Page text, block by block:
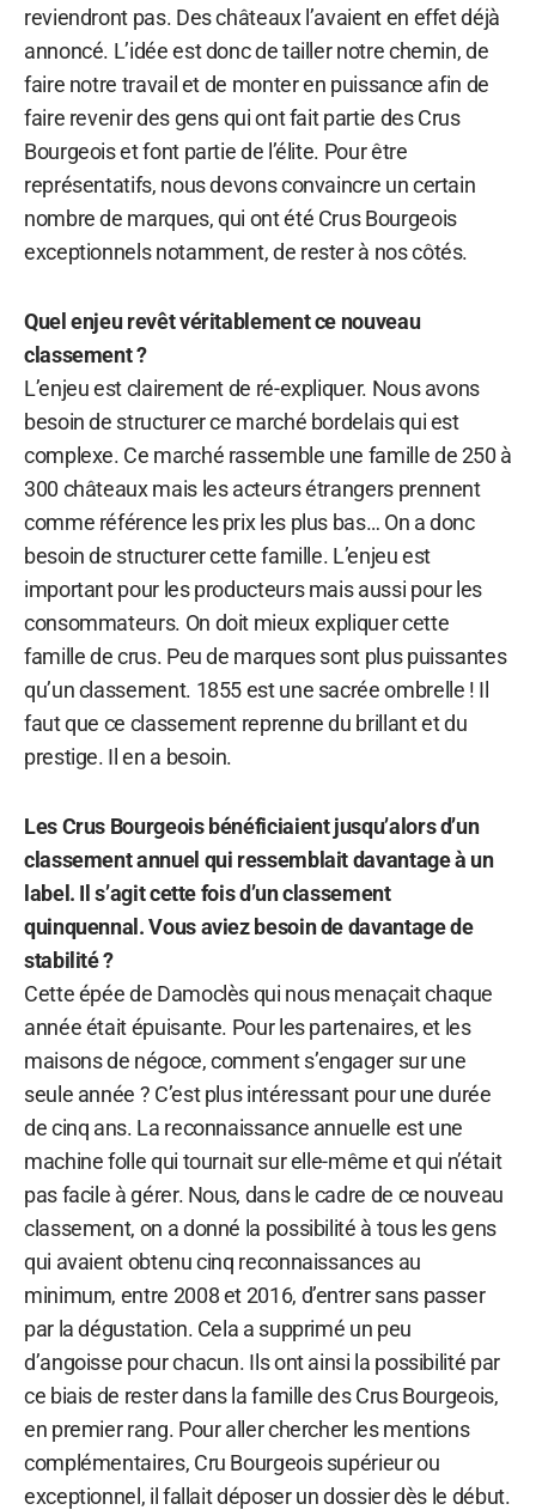
reviendront pas. Des châteaux l’avaient en effet déjà
annoncé. L’idée est donc de tailler notre chemin, de
faire notre travail et de monter en puissance afin de
faire revenir des gens qui ont fait partie des Crus
Bourgeois et font partie de l’élite. Pour être
représentatifs, nous devons convaincre un certain
nombre de marques, qui ont été Crus Bourgeois
exceptionnels notamment, de rester à nos côtés.
Quel enjeu revêt véritablement ce nouveau
classement ?
L’enjeu est clairement de ré-expliquer. Nous avons
besoin de structurer ce marché bordelais qui est
complexe. Ce marché rassemble une famille de 250 à
300 châteaux mais les acteurs étrangers prennent
comme référence les prix les plus bas… On a donc
besoin de structurer cette famille. L’enjeu est
important pour les producteurs mais aussi pour les
consommateurs. On doit mieux expliquer cette
famille de crus. Peu de marques sont plus puissantes
qu’un classement. 1855 est une sacrée ombrelle ! Il
faut que ce classement reprenne du brillant et du
prestige. Il en a besoin.
Les Crus Bourgeois bénéficiaient jusqu’alors d’un
classement annuel qui ressemblait davantage à un
label. Il s’agit cette fois d’un classement
quinquennal. Vous aviez besoin de davantage de
stabilité ?
Cette épée de Damoclès qui nous menaçait chaque
année était épuisante. Pour les partenaires, et les
maisons de négoce, comment s’engager sur une
seule année ? C’est plus intéressant pour une durée
de cinq ans. La reconnaissance annuelle est une
machine folle qui tournait sur elle-même et qui n’était
pas facile à gérer. Nous, dans le cadre de ce nouveau
classement, on a donné la possibilité à tous les gens
qui avaient obtenu cinq reconnaissances au
minimum, entre 2008 et 2016, d’entrer sans passer
par la dégustation. Cela a supprimé un peu
d’angoisse pour chacun. Ils ont ainsi la possibilité par
ce biais de rester dans la famille des Crus Bourgeois,
en premier rang. Pour aller chercher les mentions
complémentaires, Cru Bourgeois supérieur ou
exceptionnel, il fallait déposer un dossier dès le début.